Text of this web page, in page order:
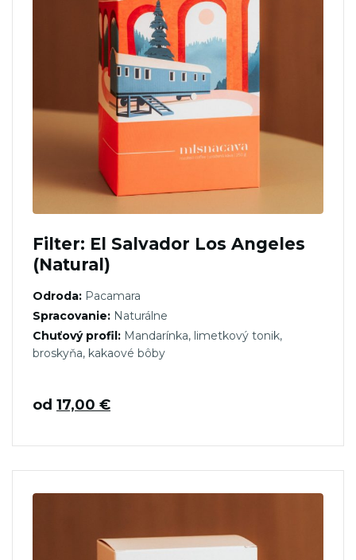
Filter: El Salvador Los Angeles
(Natural)
Odroda: Pacamara
Spracovanie: Naturálne
Chuťový profil: Mandarínka, limetkový tonik,
broskyňa, kakaové bôby
od 17,00 €